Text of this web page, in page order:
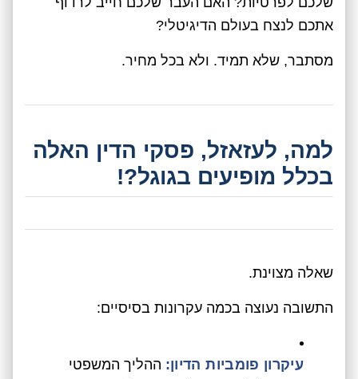
אתכם לנצח בעולם הדיגיטלי?
מסתבר, שלא תמיד. ולא בכל מחיר.
למה, לעזאזל, פסקי הדין האלה
בכלל מופיעים בגוגל?!
שאלה מצוינת.
התשובה נעוצה בכמה עקרונות בסיסיים:
עיקרון פומביות הדיון: ההליך המשפטי